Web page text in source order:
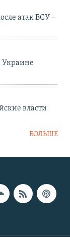
атак ВСУ –
Украине
власти
БОЛЬШЕ